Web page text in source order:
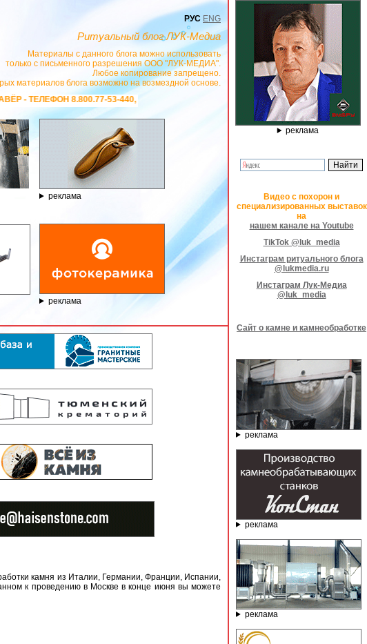
РУС ENG
Ритуальный блог ЛУК-Медиа
Материалы с данного блога можно использовать
только с письменного разрешения ООО "ЛУК-МЕДИА".
Любое копирование запрещено.
материалов блога возможно на возмездной основе.
440, САЙТhttps://stanok-graver.ru - РЕКЛАМОДАТЕЛЬ ИП Павленко С.В. ИНН:
реклама
реклама
камня из Италии, Германии, Франции, Испании,
к проведению в Москве в конце июня вы можете
реклама
Видео с похорон и
специализированных выставок
на
нашем канале на Youtube
TikTok @luk_media
Инстаграм ритуального блога
@lukmedia.ru
Инстаграм Лук-Медиа
@luk_media
Сайт о камне и камнеобработке
реклама
реклама
реклама